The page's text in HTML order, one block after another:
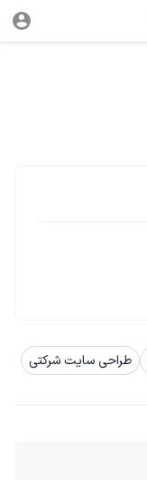
طراحی سایت شرکتی